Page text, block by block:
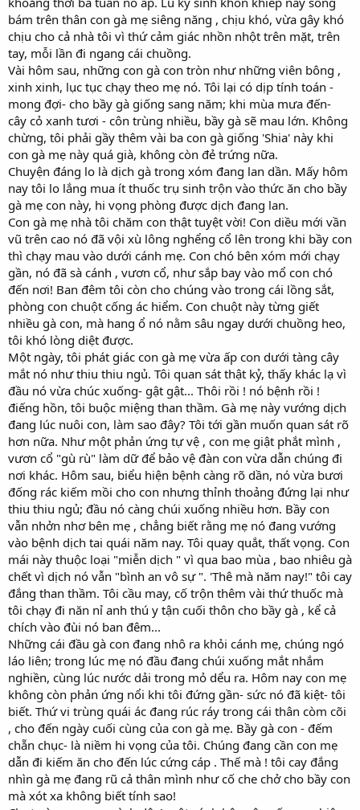
bám trên thân con gà mẹ siêng năng , chịu khó, vừa gây khó
chịu cho cả nhà tôi vì thứ cảm giác nhồn nhột trên mặt, trên
tay, mỗi lần đi ngang cái chuồng.
Vài hôm sau, những con gà con tròn như những viên bông ,
xinh xinh, lục tục chạy theo mẹ nó. Tôi lại có dịp tính toán -
mong đợi- cho bầy gà giống sang năm; khi mùa mưa đến-
cây cỏ xanh tươi - côn trùng nhiều, bầy gà sẽ mau lớn. Không
chừng, tôi phải gầy thêm vài ba con gà giống 'Shia' này khi
con gà mẹ này quá già, không còn đẻ trứng nữa.
Chuyện đáng lo là dịch gà trong xóm đang lan dần. Mấy hôm
nay tôi lo lắng mua ít thuốc trụ sinh trộn vào thức ăn cho bầy
gà mẹ con này, hi vọng phòng được dịch đang lan.
Con gà mẹ nhà tôi chăm con thật tuyệt vời! Con diều mới vần
vũ trên cao nó đã vội xù lông nghểng cổ lên trong khi bầy con
thì chạy mau vào dưới cánh mẹ. Con chó bên xóm mới chạy
gần, nó đã sà cánh , vươn cổ, như sắp bay vào mổ con chó
đến nơi! Ban đêm tôi còn cho chúng vào trong cái lồng sắt,
phòng con chuột cống ác hiểm. Con chuột này từng giết
nhiều gà con, mà hang ổ nó nằm sâu ngay dưới chuồng heo,
tôi khó lòng diệt được.
Một ngày, tôi phát giác con gà mẹ vừa ấp con dưới tàng cây
mắt nó như thiu thiu ngủ. Tôi quan sát thật kỷ, thấy khác lạ vì
đầu nó vừa chúc xuống- gật gật... Thôi rồi ! nó bệnh rồi !
điếng hồn, tôi buộc miệng than thầm. Gà mẹ này vướng dịch
đang lúc nuôi con, làm sao đây? Tôi tới gần muốn quan sát rõ
hơn nữa. Như một phản ứng tự vệ , con mẹ giật phắt mình ,
vươn cổ "gù rù" làm dữ để bảo vệ đàn con vừa dẫn chúng đi
nơi khác. Hôm sau, biểu hiện bệnh càng rõ dần, nó vừa bươi
đống rác kiếm mồi cho con nhưng thỉnh thoảng đứng lại như
thiu thiu ngủ; đầu nó càng chúi xuống nhiều hơn. Bầy con
vẫn nhởn nhơ bên mẹ , chẳng biết rằng mẹ nó đang vướng
vào bệnh dịch tai quái năm nay. Tôi quay quắt, thất vọng. Con
mái này thuộc loại "miễn dịch " vì qua bao mùa , bao nhiêu gà
chết vì dịch nó vẫn "bình an vô sự ". 'Thê mà năm nay!" tôi cay
đắng than thầm. Tôi cầu may, cố trộn thêm vài thứ thuốc mà
tôi chạy đi năn nỉ anh thú y tận cuối thôn cho bầy gà , kể cả
chích vào đùi nó ban đêm...
Những cái đầu gà con đang nhô ra khỏi cánh mẹ, chúng ngó
láo liên; trong lúc mẹ nó đầu đang chúi xuống mắt nhắm
nghiền, cùng lúc nước dải trong mỏ dểu ra. Hôm nay con mẹ
không còn phản ứng nổi khi tôi đứng gần- sức nó đã kiệt- tôi
biết. Thứ vi trùng quái ác đang rúc ráy trong cái thân còm cõi
, cho đến ngày cuối cùng của con gà mẹ. Bầy gà con - đếm
chẵn chục- là niềm hi vọng của tôi. Chúng đang cần con mẹ
dẫn đi kiếm ăn cho đến lúc cứng cáp . Thế mà ! tôi cay đắng
nhìn gà mẹ đang rũ cả thân mình như cố che chở cho bầy con
mà xót xa không biết tính sao!